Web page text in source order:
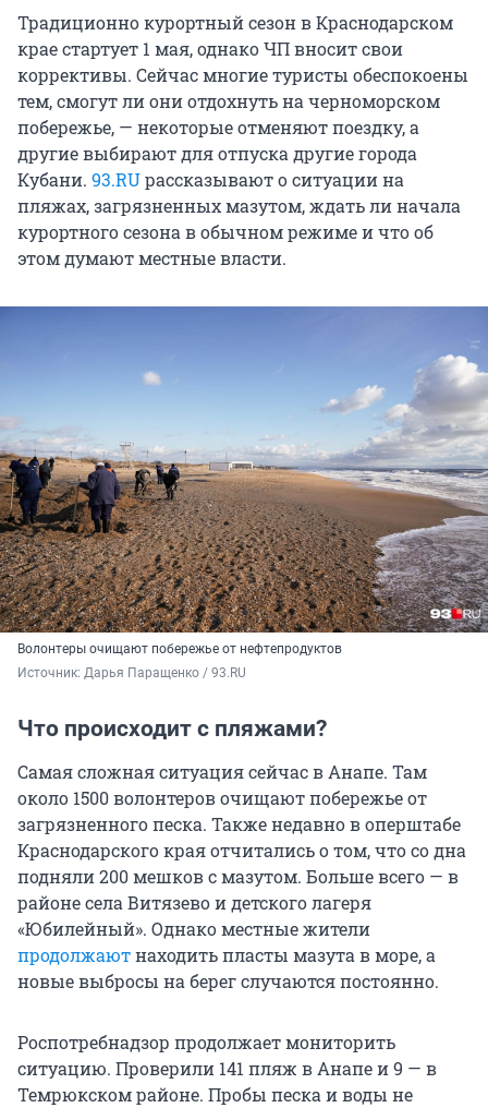
Традиционно курортный сезон в Краснодарском
крае стартует 1 мая, однако ЧП вносит свои
коррективы. Сейчас многие туристы обеспокоены
тем, смогут ли они отдохнуть на черноморском
побережье, — некоторые отменяют поездку, а
другие выбирают для отпуска другие города
Кубани. 93.RUрассказывают о ситуации на
пляжах, загрязненных мазутом, ждать ли начала
курортного сезона в обычном режиме и что об
этом думают местные власти.
Волонтеры очищают побережье от нефтепродуктов
Источник: Дарья Паращенко / 93.RU
Что происходит с пляжами?
Самая сложная ситуация сейчас в Анапе. Там
около 1500 волонтеров очищают побережье от
загрязненного песка. Также недавно в оперштабе
Краснодарского края отчитались о том, что со дна
подняли 200 мешков с мазутом. Больше всего — в
районе села Витязево и детского лагеря
«Юбилейный». Однако местные жители
продолжаютнаходить пласты мазута в море, а
новые выбросы на берег случаются постоянно.
Роспотребнадзор продолжает мониторить
ситуацию. Проверили 141 пляж в Анапе и 9 — в
Темрюкском районе. Пробы песка и воды не